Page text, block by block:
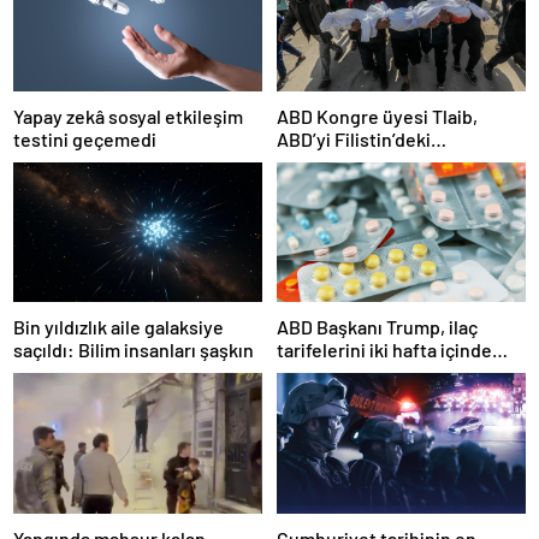
Yapay zekâ sosyal etkileşim
testini geçemedi
ABD Kongre üyesi Tlaib,
ABD’yi Filistin’deki
“soykırımda suç ortağı”
olmakla itham etti
Bin yıldızlık aile galaksiye
saçıldı: Bilim insanları şaşkın
ABD Başkanı Trump, ilaç
tarifelerini iki hafta içinde
açıklayacağını söyledi